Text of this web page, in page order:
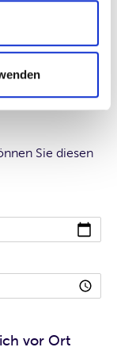
Sie diesen
vor Ort